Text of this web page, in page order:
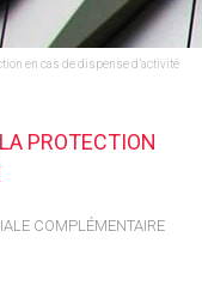
en cas de dispense d’activité
PROTECTION
COMPLÉMENTAIRE